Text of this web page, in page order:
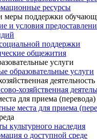
ресурсы
меры поддержки
и условия
поддержки
общежития
услуги
образовательные услуги
деятельность
хозяйственная
для приема (перевода)
места для приема
культурного наследия
о доступной среде